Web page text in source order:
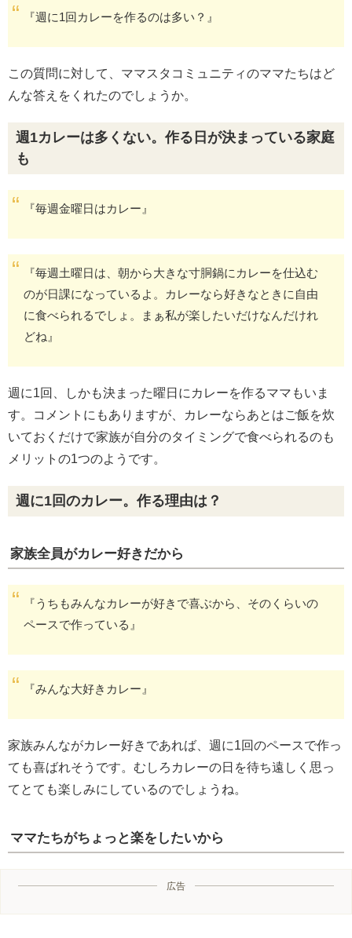
『週に1回カレーを作るのは多い？』
この質問に対して、ママスタコミュニティのママたちはど
んな答えをくれたのでしょうか。
週1カレーは多くない。作る日が決まっている家庭
も
『毎週金曜日はカレー』
『毎週土曜日は、朝から大きな寸胴鍋にカレーを仕込む
のが日課になっているよ。カレーなら好きなときに自由
に食べられるでしょ。まぁ私が楽したいだけなんだけれ
どね』
週に1回、しかも決まった曜日にカレーを作るママもいま
す。コメントにもありますが、カレーならあとはご飯を炊
いておくだけで家族が自分のタイミングで食べられるのも
メリットの1つのようです。
週に1回のカレー。作る理由は？
家族全員がカレー好きだから
『うちもみんなカレーが好きで喜ぶから、そのくらいの
ペースで作っている』
『みんな大好きカレー』
家族みんながカレー好きであれば、週に1回のペースで作っ
ても喜ばれそうです。むしろカレーの日を待ち遠しく思っ
てとても楽しみにしているのでしょうね。
ママたちがちょっと楽をしたいから
広告